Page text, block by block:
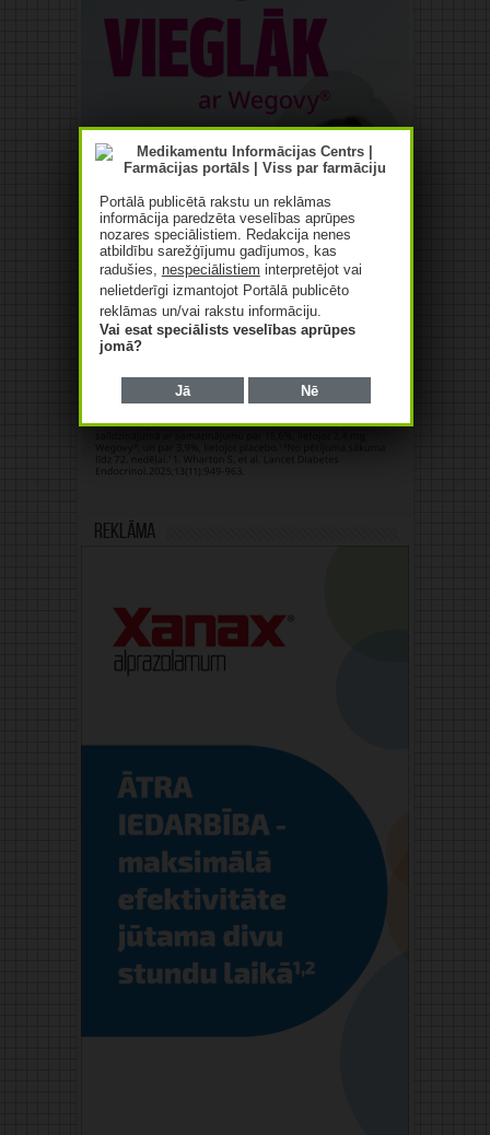
Reklāma
Portālā publicētā rakstu un reklāmas
informācija paredzēta veselības aprūpes
nozares speciālistiem. Redakcija nenes
atbildību sarežģījumu gadījumos, kas
radušies, nespeciālistiem interpretējot vai
nelietderīgi izmantojot Portālā publicēto
reklāmas un/vai rakstu informāciju.
Vai esat speciālists veselības aprūpes
jomā?
Jā Nē